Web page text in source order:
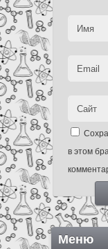
Имя
Email
Сайт
в этом
Меню